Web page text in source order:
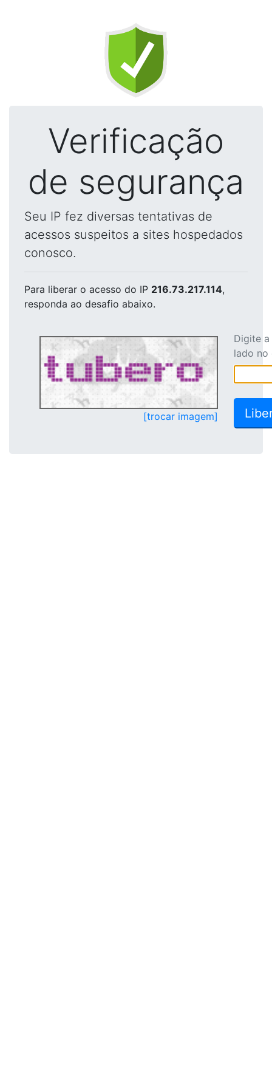
Verificação
de segurança
Seu IP fez diversas tentativas de
acessos suspeitos a sites hospedados
conosco.
Para liberar o acesso do IP 216.73.217.114,
responda ao desafio abaixo.
[trocar imagem]
Digite
lado no